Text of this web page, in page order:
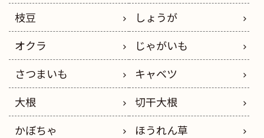
枝豆
しょうが
オクラ
じゃがいも
さつまいも
キャベツ
大根
切干大根
かぼちゃ
ほうれん草